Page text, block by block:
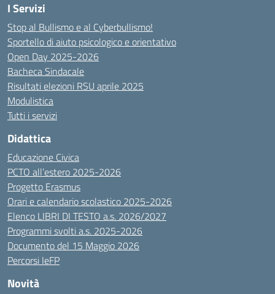
I Servizi
Stop al Bullismo e al Cyberbullismo!
Sportello di aiuto psicologico e orientativo
Open Day 2025-2026
Bacheca Sindacale
Risultati elezioni RSU aprile 2025
Modulistica
Tutti i servizi
Didattica
Educazione Civica
PCTO all’estero 2025-2026
Progetto Erasmus
Orari e calendario scolastico 2025-2026
Elenco LIBRI DI TESTO a.s. 2026/2027
Programmi svolti a.s. 2025-2026
Documento del 15 Maggio 2026
Percorsi IeFP
Novità